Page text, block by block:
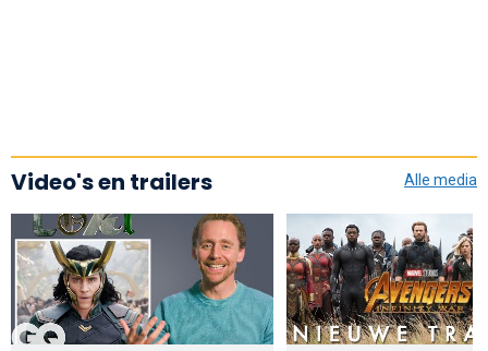
Video's en trailers Alle media